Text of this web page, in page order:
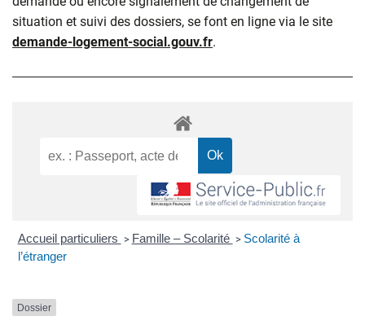
situation et suivi des dossiers, se font en ligne via le site
demande-logement-social.gouv.fr.
Accueil particuliers > Famille – Scolarité > Scolarité à
l’étranger
Dossier